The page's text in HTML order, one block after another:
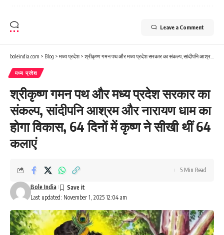
Leave a Comment
boleindia.com > Blog > मध्य प्रदेश> श्रीकृष्ण गमन पथ और मध्य प्रदेश सरकार का संकल्प, सांदीपनि आश्रम और नारायण धाम का होगा विकास, 64 दिनों में कृष्ण ने सीखी थीं 64 कलाएं
मध्य प्रदेश
श्रीकृष्ण गमन पथ और मध्य प्रदेश सरकार का
संकल्प, सांदीपनि आश्रम और नारायण धाम का
होगा विकास, 64 दिनों में कृष्ण ने सीखी थीं 64
कलाएं
Last updated: November 1, 2025 12:04 am
Bole India
5 Min Read